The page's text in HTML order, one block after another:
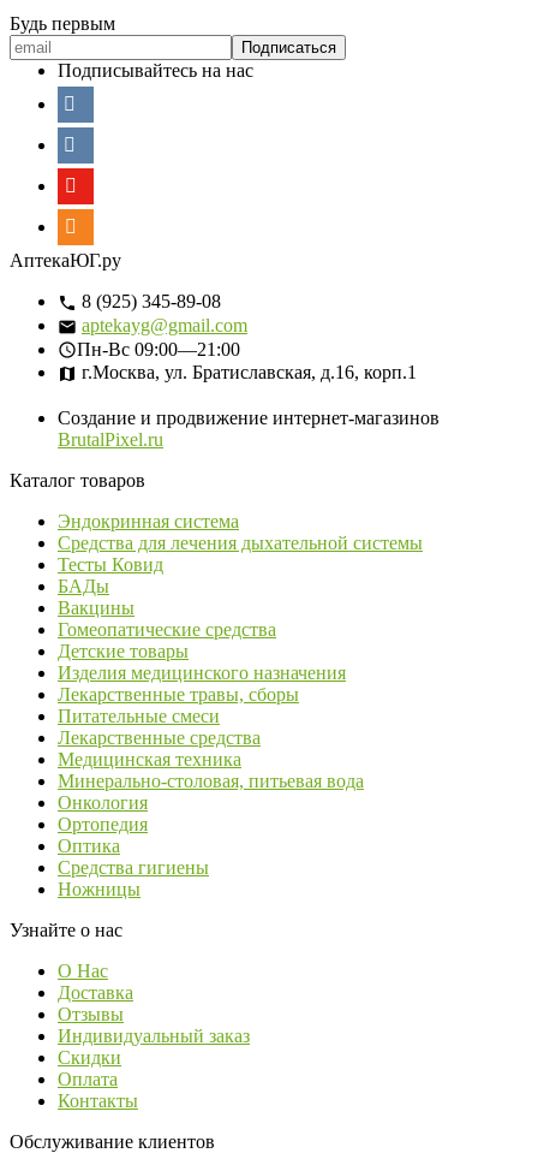
Будь первым
Подписывайтесь на нас
АптекаЮГ.ру
8 (925) 345-89-08
aptekayg@gmail.com
Пн-Вс 09:00—21:00
г.Москва, ул. Братиславская, д.16, корп.1
Создание и продвижение интернет-магазинов
BrutalPixel.ru
Каталог товаров
Эндокринная система
Средства для лечения дыхательной системы
Тесты Ковид
БАДы
Вакцины
Гомеопатические средства
Детские товары
Изделия медицинского назначения
Лекарственные травы, сборы
Питательные смеси
Лекарственные средства
Медицинская техника
Минерально-столовая, питьевая вода
Онкология
Ортопедия
Оптика
Средства гигиены
Ножницы
Узнайте о нас
О Нас
Доставка
Отзывы
Индивидуальный заказ
Скидки
Оплата
Контакты
Обслуживание клиентов